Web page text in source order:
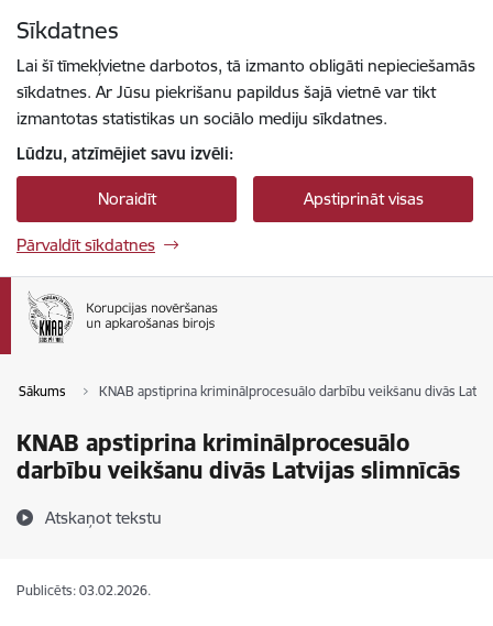
Sīkdatnes
Lai šī tīmekļvietne darbotos, tā izmanto obligāti nepieciešamās
sīkdatnes. Ar Jūsu piekrišanu papildus šajā vietnē var tikt
izmantotas statistikas un sociālo mediju sīkdatnes.
Lūdzu, atzīmējiet savu izvēli:
Noraidīt Apstiprināt visas
Pārvaldīt sīkdatnes
Sākums KNAB apstiprina kriminālprocesuālo darbību veikšanu divās
KNAB apstiprina kriminālprocesuālo
darbību veikšanu divās Latvijas slimnīcās
Atskaņot tekstu
Publicēts: 03.02.2026.